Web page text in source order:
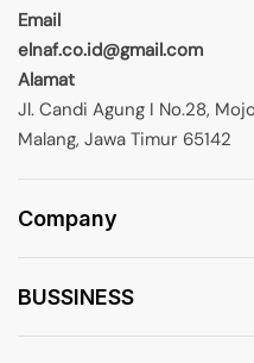
Email
elnaf.co.id@gmail.com
Alamat
Jl. Candi Agung I No.28,
Malang, Jawa Timur 65142
Company
BUSSINESS